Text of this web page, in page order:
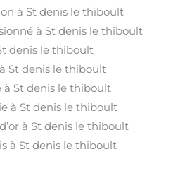
à St denis le thiboult
à St denis le thiboult
denis le thiboult
St denis le thiboult
à St denis le thiboult
à St denis le thiboult
à St denis le thiboult
à St denis le thiboult